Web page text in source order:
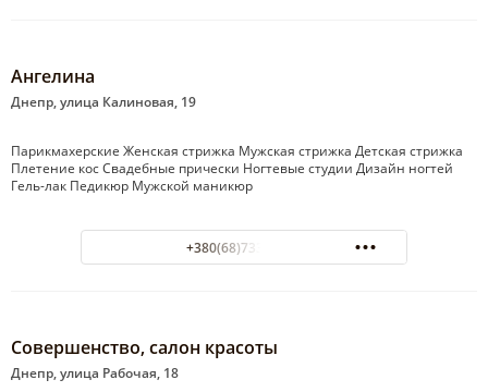
Ангелина
Днепр, улица Калиновая, 19
Парикмахерские Женская стрижка Мужская стрижка Детская стрижка
Плетение кос Свадебные прически Ногтевые студии Дизайн ногтей
Гель-лак Педикюр Мужской маникюр
+380(68)733-33-96
Совершенство, салон красоты
Днепр, улица Рабочая, 18